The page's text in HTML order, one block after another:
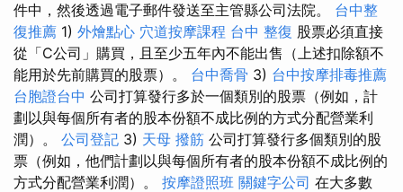
件中，然後透過電子郵件發送至主管縣公司法院。 台中整
復推薦 1) 外燴點心 穴道按摩課程 台中 整復 股票必須直接
從「C公司」購買，且至少五年內不能出售（上述扣除額不
能用於先前購買的股票）。 台中喬骨 3) 台中按摩排毒推薦
台胞證台中 公司打算發行多於一個類別的股票（例如，計
劃以與每個所有者的股本份額不成比例的方式分配營業利
潤）。 公司登記 3) 天母 撥筋 公司打算發行多個類別的股
票（例如，他們計劃以與每個所有者的股本份額不成比例的
方式分配營業利潤）。 按摩證照班 關鍵字公司 在大多數